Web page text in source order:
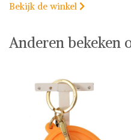
Bekijk de winkel 
Anderen bekeken